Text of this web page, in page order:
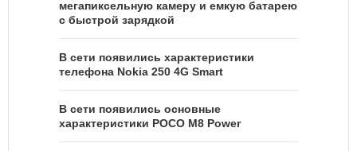
мегапиксельную камеру и емкую батарею
с быстрой зарядкой
В сети появились характеристики
телефона Nokia 250 4G Smart
В сети появились основные
характеристики POCO M8 Power